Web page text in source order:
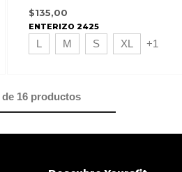
$135,00
ENTERIZO 2425
L M S XL +1
de 16 productos